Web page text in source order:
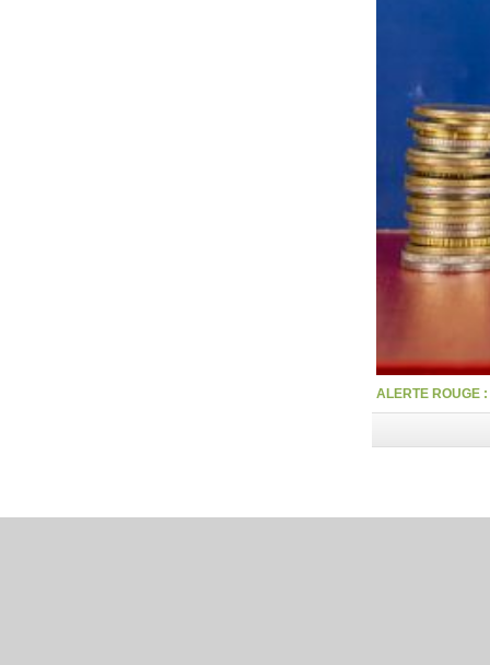
ALERTE ROUGE